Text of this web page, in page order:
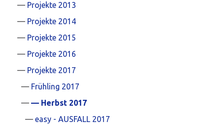
Projekte 2013
Projekte 2014
Projekte 2015
Projekte 2016
Projekte 2017
Frühling 2017
Herbst 2017
easy - AUSFALL 2017